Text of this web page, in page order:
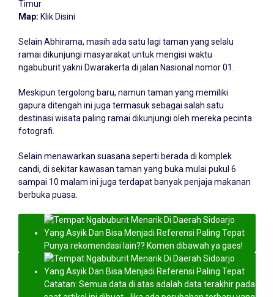
Timur
Map: Klik Disini
Selain Abhirama, masih ada satu lagi taman yang selalu
ramai dikunjungi masyarakat untuk mengisi waktu
ngabuburit yakni Dwarakerta di jalan Nasional nomor 01.
Meskipun tergolong baru, namun taman yang memiliki
gapura ditengah ini juga termasuk sebagai salah satu
destinasi wisata paling ramai dikunjungi oleh mereka pecinta
fotografi.
Selain menawarkan suasana seperti berada di komplek
candi, di sekitar kawasan taman yang buka mulai pukul 6
sampai 10 malam ini juga terdapat banyak penjaja makanan
berbuka puasa.
Punya rekomendasi lain?? Komen dibawah ya gaes!
Catatan: Semua data di atas adalah data terakhir pada